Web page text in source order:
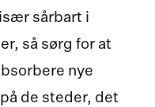
sårbart i
så sørg for at
nye
de steder, det